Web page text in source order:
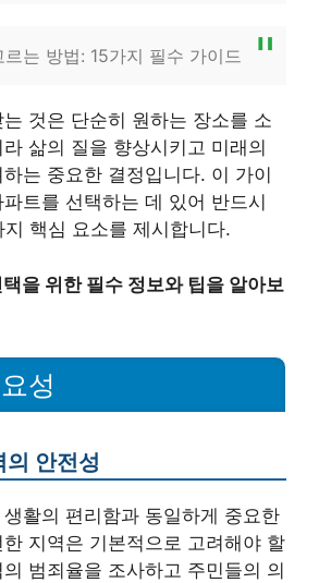
는 방법: 15가지 필수 가이드
것은 단순히 원하는 장소를 소
삶의 질을 향상시키고 미래의
는 중요한 결정입니다. 이 가이
트를 선택하는 데 있어 반드시
핵심 요소를 제시합니다.
을 위한 필수 정보와 팁을 알아보
성
의 안전성
활의 편리함과 동일하게 중요한
지역은 기본적으로 고려해야 할
범죄율을 조사하고 주민들의 의